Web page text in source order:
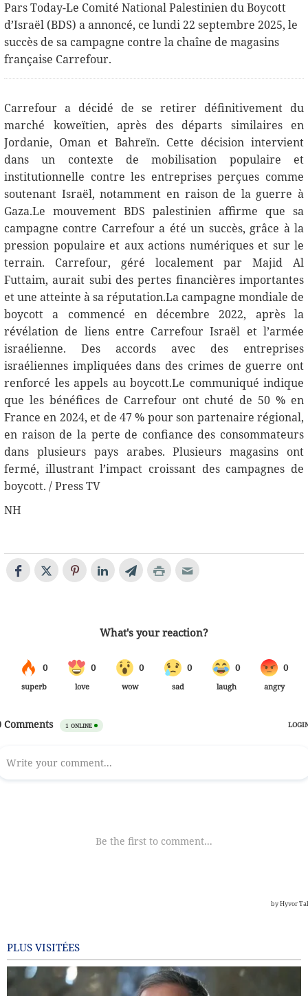
Pars Today-Le Comité National Palestinien du Boycott
d’Israël (BDS) a annoncé, ce lundi 22 septembre 2025, le
succès de sa campagne contre la chaîne de magasins
française Carrefour.
Carrefour a décidé de se retirer définitivement du
marché koweïtien, après des départs similaires en
Jordanie, Oman et Bahreïn. Cette décision intervient
dans un contexte de mobilisation populaire et
institutionnelle contre les entreprises perçues comme
soutenant Israël, notamment en raison de la guerre à
Gaza.Le mouvement BDS palestinien affirme que sa
campagne contre Carrefour a été un succès, grâce à la
pression populaire et aux actions numériques et sur le
terrain. Carrefour, géré localement par Majid Al
Futtaim, aurait subi des pertes financières importantes
et une atteinte à sa réputation.La campagne mondiale de
boycott a commencé en décembre 2022, après la
révélation de liens entre Carrefour Israël et l’armée
israélienne. Des accords avec des entreprises
israéliennes impliquées dans des crimes de guerre ont
renforcé les appels au boycott.Le communiqué indique
que les bénéfices de Carrefour ont chuté de 50 % en
France en 2024, et de 47 % pour son partenaire régional,
en raison de la perte de confiance des consommateurs
dans plusieurs pays arabes. Plusieurs magasins ont
fermé, illustrant l’impact croissant des campagnes de
boycott. / Press TV
NH
PLUS VISITÉES